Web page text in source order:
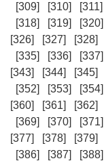
[309]
[310] [311]
[318]
[319] [320]
[326]
[327] [328]
[335]
[336] [337]
[343]
[344] [345]
[352]
[353] [354]
[360]
[361] [362]
[369]
[370] [371]
[377]
[378] [379]
[386]
[387] [388]